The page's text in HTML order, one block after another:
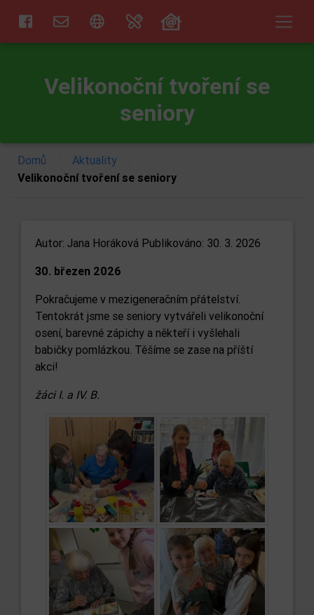
Velikonoční tvoření se
seniory
Domů Aktuality
Velikonoční tvoření se seniory
Autor: Jana Horáková Publikováno: 30. 3. 2026
30. březen 2026
Pokračujeme v mezigeneračním přátelství.
Tentokrát jsme se seniory vytvářeli velikonoční
osení, barevné zápichy a někteří i vyšlehali
babičky pomlázkou. Těšíme se zase na příští
akci!
žáci I. a IV. B.